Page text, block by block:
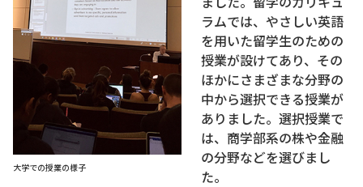
大学での授業の様子
ラムでは、やさしい英語
を用いた留学生のための
授業が設けてあり、その
ほかにさまざまな分野の
中から選択できる授業が
ありました。選択授業で
は、商学部系の株や金融
の分野などを選びまし
た。